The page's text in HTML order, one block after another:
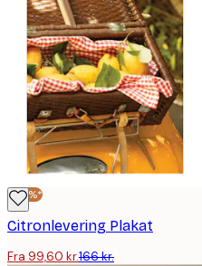
-40%*
Citronlevering Plakat
Fra 99,60 kr.166 kr.